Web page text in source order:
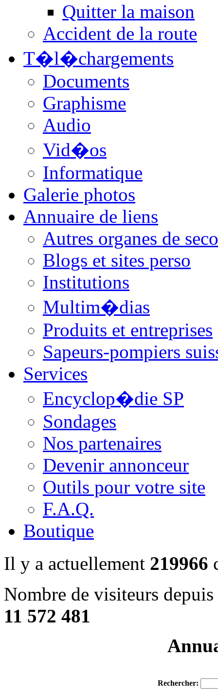
Quitter la maison
Accident de la route
T�l�chargements
Documents
Graphisme
Audio
Vid�os
Informatique
Galerie photos
Annuaire de liens
Autres organes de
Blogs et sites perso
Institutions
Multim�dias
Produits et entreprises
Sapeurs-pompiers
Services
Encyclop�die SP
Sondages
Nos partenaires
Devenir annonceur
Outils pour votre site
F.A.Q.
Boutique
Il y a actuellement 219966
Nombre de visiteurs
11 572 481
Rechercher: